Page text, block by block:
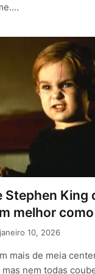
Stephen King
melhor
janeiro 10, 2026
mais de meia
nem todas